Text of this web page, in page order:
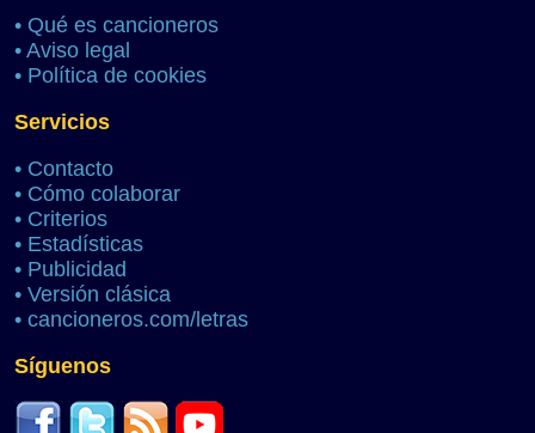
• Qué es cancioneros
• Aviso legal
• Política de cookies
Servicios
• Contacto
• Cómo colaborar
• Criterios
• Estadísticas
• Publicidad
• Versión clásica
• cancioneros.com/letras
Síguenos